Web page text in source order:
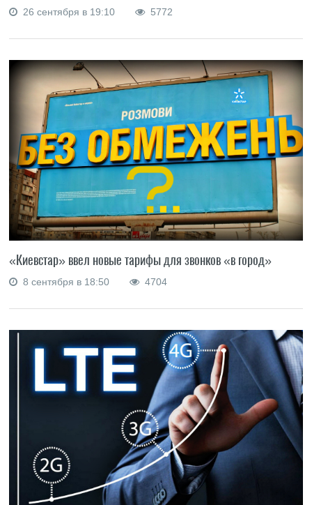
26 сентября в 19:10 5772
«Киевстар» ввел новые тарифы для звонков «в город»
8 сентября в 18:50 4704